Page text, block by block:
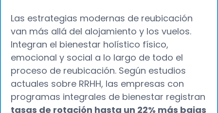
Las estrategias modernas de reubicación
van más allá del alojamiento y los vuelos.
Integran el bienestar holístico físico,
emocional y social a lo largo de todo el
proceso de reubicación. Según estudios
actuales sobre RRHH, las empresas con
programas integrales de bienestar registran
tasas de rotación hasta un 22% más bajas